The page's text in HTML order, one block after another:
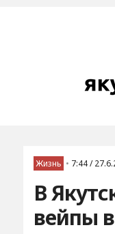
Жизнь • 7:44 /
В
вейпы